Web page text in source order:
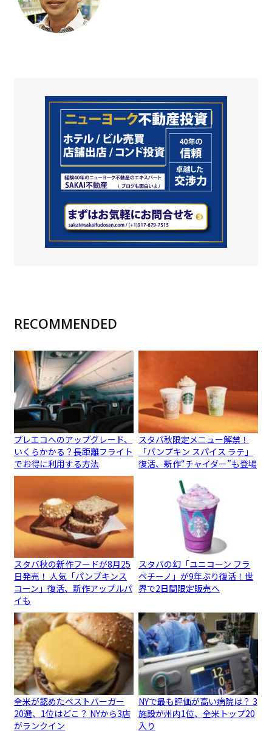
RECOMMENDED
プレエコへのアップグレード、
いくらかかる？長距離フライト
でお得に利用する方法
スタバ秋限定メニュー解禁！
「パンプキン スパイス ラテ」
復活、新作“チャイダー”も登場
スタバ秋の新作フードが8月25
日発売！ 人気「パンプキンス
コーン」復活、新作アップルパ
イも
スタバの幻「ユニコーン フラ
ペチーノ」が9年ぶり復活！世
界で2日間限定販売へ
全米が認めたベストバーガー
20選、1位はどこ？ NYから3店
がランクイン
NYで最も評価が高い病院は？ 3
施設が州内1位、全米トップ20
入り